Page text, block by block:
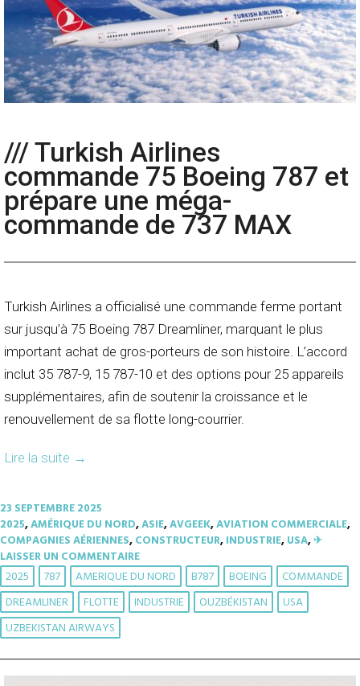
/// Turkish Airlines
commande 75 Boeing 787 et
prépare une méga-
commande de 737 MAX
Turkish Airlines a officialisé une commande ferme portant
sur jusqu’à 75 Boeing 787 Dreamliner, marquant le plus
important achat de gros-porteurs de son histoire. L’accord
inclut 35 787-9, 15 787-10 et des options pour 25 appareils
supplémentaires, afin de soutenir la croissance et le
renouvellement de sa flotte long-courrier.
Lire la suite →
23 SEPTEMBRE 2025
2025,AMÉRIQUE DU NORD,ASIE,AVGEEK,AVIATION COMMERCIALE,
COMPAGNIES AÉRIENNES,CONSTRUCTEUR,INDUSTRIE,USA,✈︎
LAISSER UN COMMENTAIRE
2025 787 AMERIQUE DU NORD B787 BOEING
COMMANDE
DREAMLINER
FLOTTE INDUSTRIE OUZBÉKISTAN
USA
UZBEKISTAN AIRWAYS